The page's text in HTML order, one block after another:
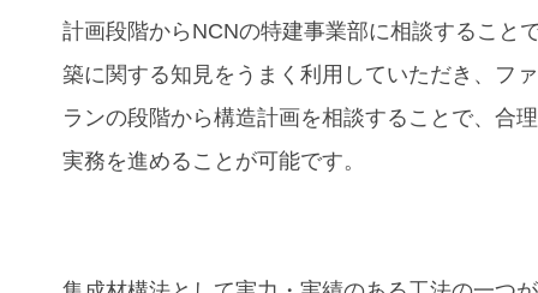
計画段階からNCNの特建事業部に相談すること
築に関する知見をうまく利用していただき、フ
ランの段階から構造計画を相談することで、合
実務を進めることが可能です。